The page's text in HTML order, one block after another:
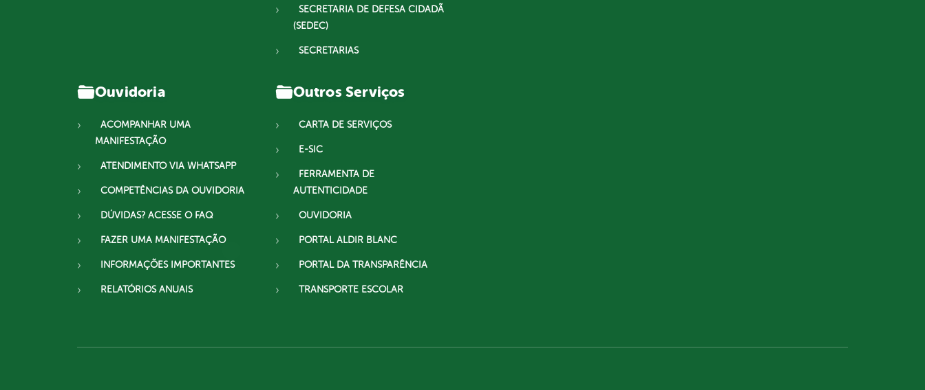
SECRETARIA DE DEFESA CIDADÃ
(SEDEC)
SECRETARIAS
Ouvidoria
ACOMPANHAR UMA
MANIFESTAÇÃO
ATENDIMENTO VIA WHATSAPP
COMPETÊNCIAS DA OUVIDORIA
DÚVIDAS? ACESSE O FAQ
FAZER UMA MANIFESTAÇÃO
INFORMAÇÕES IMPORTANTES
RELATÓRIOS ANUAIS
Outros Serviços
CARTA DE SERVIÇOS
E-SIC
FERRAMENTA DE
AUTENTICIDADE
OUVIDORIA
PORTAL ALDIR BLANC
PORTAL DA TRANSPARÊNCIA
TRANSPORTE ESCOLAR